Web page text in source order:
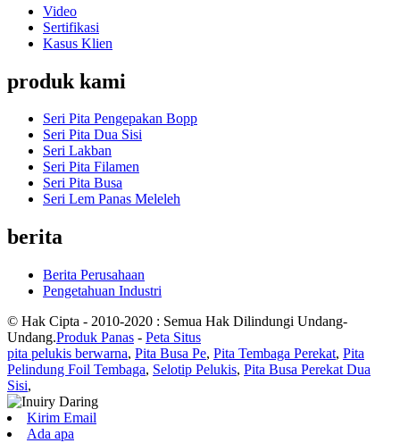
Video
Sertifikasi
Kasus Klien
produk kami
Seri Pita Pengepakan Bopp
Seri Pita Dua Sisi
Seri Lakban
Seri Pita Filamen
Seri Pita Busa
Seri Lem Panas Meleleh
berita
Berita Perusahaan
Pengetahuan Industri
© Hak Cipta - 2010-2020 : Semua Hak Dilindungi Undang-
Undang.Produk Panas - Peta Situs
pita pelukis berwarna, Pita Busa Pe, Pita Tembaga Perekat, Pita
Pelindung Foil Tembaga, Selotip Pelukis, Pita Busa Perekat Dua
Sisi,
Kirim Email
Ada apa